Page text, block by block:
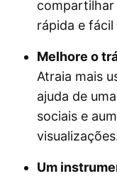
compartilhar
rápida e
Melhore o
Atraia mais
ajuda de
sociais e
Um